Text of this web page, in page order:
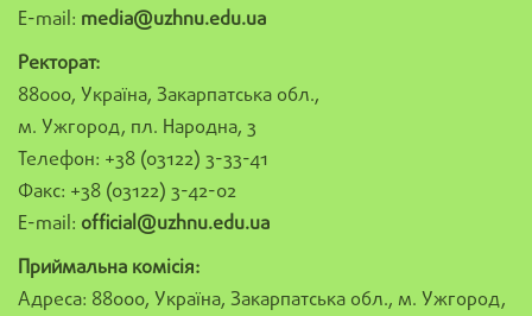
E-mail: media@uzhnu.edu.ua
Ректорат:
88000, Україна, Закарпатська обл.,
м. Ужгород, пл. Народна, 3
Телефон: +38 (03122) 3-33-41
Факс: +38 (03122) 3-42-02
E-mail: official@uzhnu.edu.ua
Приймальна комісія:
Адреса: 88000, Україна, Закарпатська обл., м. Ужгород,